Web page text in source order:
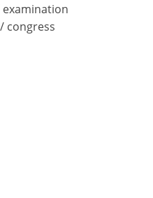
examination
congress